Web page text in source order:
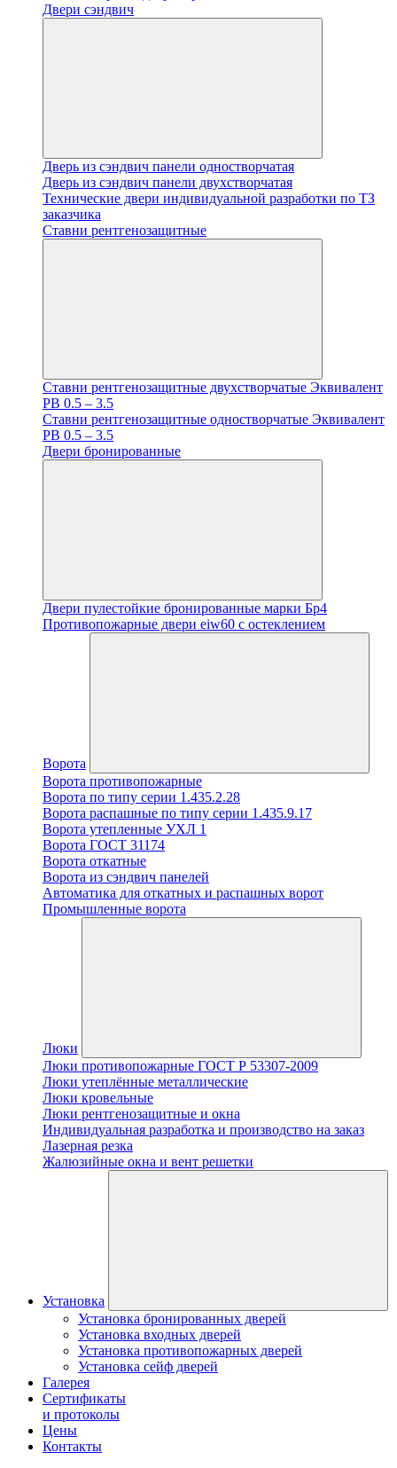
Двери сэндвич
Дверь из сэндвич панели одностворчатая
Дверь из сэндвич панели двухстворчатая
Технические двери индивидуальной разработки по ТЗ
заказчика
Ставни рентгенозащитные
Ставни рентгенозащитные двухстворчатые Эквивалент
PB 0.5 – 3.5
Ставни рентгенозащитные одностворчатые Эквивалент
PB 0.5 – 3.5
Двери бронированные
Двери пулестойкие бронированные марки Бр4
Противопожарные двери eiw60 с остеклением
Ворота
Ворота противопожарные
Ворота по типу серии 1.435.2.28
Ворота распашные по типу серии 1.435.9.17
Ворота утепленные УХЛ 1
Ворота ГОСТ 31174
Ворота откатные
Ворота из сэндвич панелей
Автоматика для откатных и распашных ворот
Промышленные ворота
Люки
Люки противопожарные ГОСТ Р 53307-2009
Люки утеплённые металлические
Люки кровельные
Люки рентгенозащитные и окна
Индивидуальная разработка и производство на заказ
Лазерная резка
Жалюзийные окна и вент решетки
Установка
Установка бронированных дверей
Установка входных дверей
Установка противопожарных дверей
Установка сейф дверей
Галерея
Сертификаты
и протоколы
Цены
Контакты